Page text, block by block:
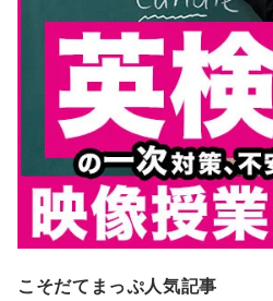
こそだてまっぷ人気記事